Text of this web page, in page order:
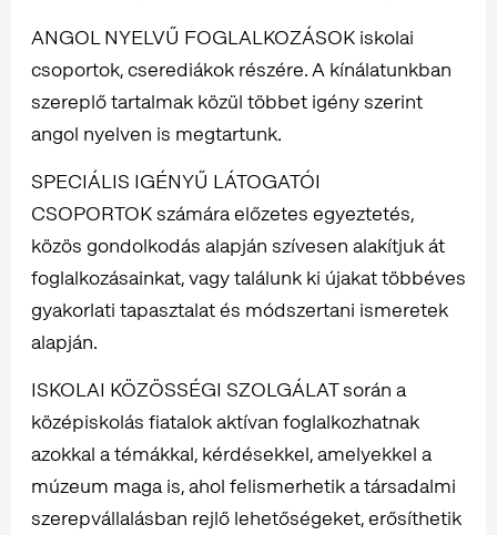
ANGOL NYELVŰ FOGLALKOZÁSOK iskolai
csoportok, cserediákok részére. A kínálatunkban
szereplő tartalmak közül többet igény szerint
angol nyelven is megtartunk.
SPECIÁLIS IGÉNYŰ LÁTOGATÓI
CSOPORTOK számára előzetes egyeztetés,
közös gondolkodás alapján szívesen alakítjuk át
foglalkozásainkat, vagy találunk ki újakat többéves
gyakorlati tapasztalat és módszertani ismeretek
alapján.
ISKOLAI KÖZÖSSÉGI SZOLGÁLAT során a
középiskolás fiatalok aktívan foglalkozhatnak
azokkal a témákkal, kérdésekkel, amelyekkel a
múzeum maga is, ahol felismerhetik a társadalmi
szerepvállalásban rejlő lehetőségeket, erősíthetik